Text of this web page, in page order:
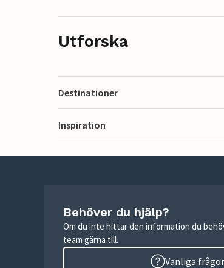
Utforska
Destinationer
Inspiration
Behöver du hjälp?
Om du inte hittar den information du
team gärna till.
Vanliga